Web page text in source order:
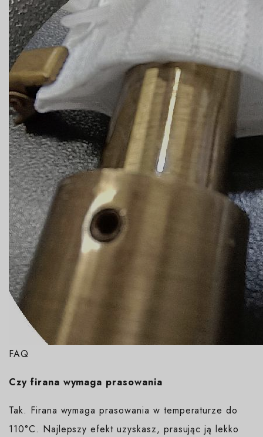
FAQ
Czy firana wymaga prasowania
Tak. Firana wymaga prasowania w temperaturze do
110°C. Najlepszy efekt uzyskasz, prasując ją lekko